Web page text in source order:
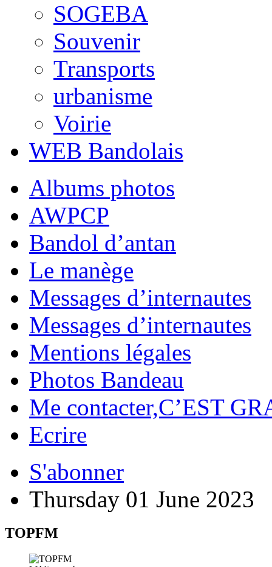
SOGEBA
Souvenir
Transports
urbanisme
Voirie
WEB Bandolais
Albums photos
AWPCP
Bandol d’antan
Le manège
Messages d’internautes
Messages d’internautes
Mentions légales
Photos Bandeau
Me contacter,C’EST
Ecrire
S'abonner
Thursday 01 June 2023
TOPFM